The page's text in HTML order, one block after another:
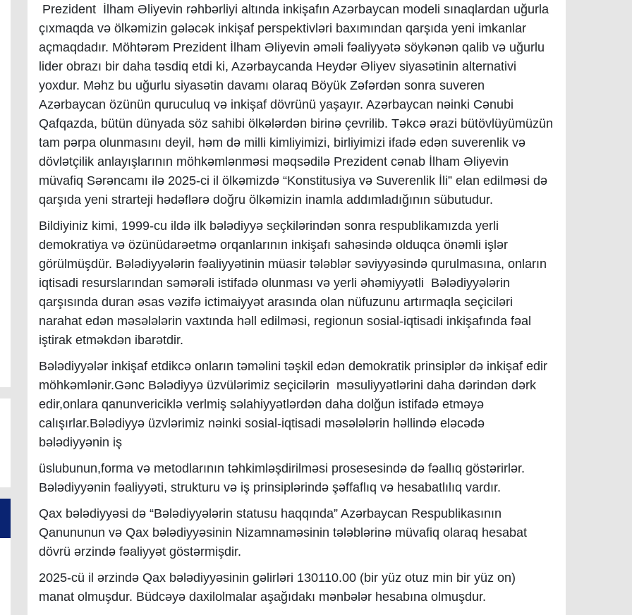
Prezident İlham Əliyevin rəhbərliyi altında inkişafın Azərbaycan modeli sınaqlardan uğurla
çıxmaqda və ölkəmizin gələcək inkişaf perspektivləri baxımından qarşıda yeni imkanlar
açmaqdadır. Möhtərəm Prezident İlham Əliyevin əməli fəaliyyətə söykənən qalib və uğurlu
lider obrazı bir daha təsdiq etdi ki, Azərbaycanda Heydər Əliyev siyasətinin alternativi
yoxdur. Məhz bu uğurlu siyasətin davamı olaraq Böyük Zəfərdən sonra suveren
Azərbaycan özünün quruculuq və inkişaf dövrünü yaşayır. Azərbaycan nəinki Cənubi
Qafqazda, bütün dünyada söz sahibi ölkələrdən birinə çevrilib. Təkcə ərazi bütövlüyümüzün
tam pərpa olunmasını deyil, həm də milli kimliyimizi, birliyimizi ifadə edən suverenlik və
dövlətçilik anlayışlarının möhkəmlənməsi məqsədilə Prezident cənab İlham Əliyevin
müvafiq Sərəncamı ilə 2025-ci il ölkəmizdə “Konstitusiya və Suverenlik İli” elan edilməsi də
qarşıda yeni strarteji hədəflərə doğru ölkəmizin inamla addımladığının sübutudur.
Bildiyiniz kimi, 1999-cu ildə ilk bələdiyyə seçkilərindən sonra respublikamızda yerli
demokratiya və özünüdarəetmə orqanlarının inkişafı sahəsində olduqca önəmli işlər
görülmüşdür. Bələdiyyələrin fəaliyyətinin müasir tələblər səviyyəsində qurulmasına, onların
iqtisadi resurslarından səmərəli istifadə olunması və yerli əhəmiyyətli Bələdiyyələrin
qarşısında duran əsas vəzifə ictimaiyyət arasında olan nüfuzunu artırmaqla seçiciləri
narahat edən məsələlərin vaxtında həll edilməsi, regionun sosial-iqtisadi inkişafında fəal
iştirak etməkdən ibarətdir.
Bələdiyyələr inkişaf etdikcə onların təməlini təşkil edən demokratik prinsiplər də inkişaf edir
möhkəmlənir.Gənc Bələdiyyə üzvülərimiz seçicilərin məsuliyyətlərini daha dərindən dərk
edir,onlara qanunvericiklə verlmiş səlahiyyətlərdən daha dolğun istifadə etməyə
calışırlar.Bələdiyyə üzvlərimiz nəinki sosial-iqtisadi məsələlərin həllində eləcədə
bələdiyyənin iş
üslubunun,forma və metodlarının təhkimləşdirilməsi prosesesində də fəallıq göstərirlər.
Bələdiyyənin fəaliyyəti, strukturu və iş prinsiplərində şəffaflıq və hesabatlılıq vardır.
Qax bələdiyyəsi də “Bələdiyyələrin statusu haqqında” Azərbaycan Respublikasının
Qanununun və Qax bələdiyyəsinin Nizamnaməsinin tələblərinə müvafiq olaraq hesabat
dövrü ərzində fəaliyyət göstərmişdir.
2025-cü il ərzində Qax bələdiyyəsinin gəlirləri 130110.00 (bir yüz otuz min bir yüz on)
manat olmuşdur. Büdcəyə daxilolmalar aşağıdakı mənbələr hesabına olmuşdur.